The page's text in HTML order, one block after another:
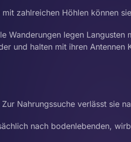
mit zahlreichen Höhlen können
Wanderungen legen
und halten mit ihren Antennen
Nahrungssuche verlässt sie
nach bodenlebenden,